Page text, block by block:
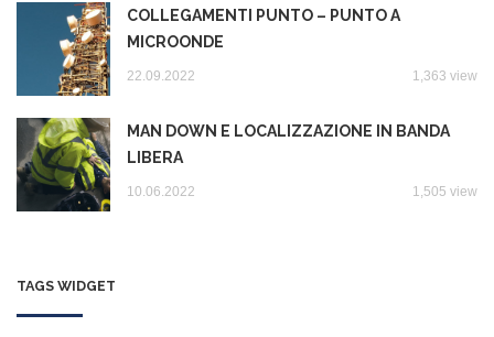
COLLEGAMENTI PUNTO – PUNTO A
MICROONDE
22.09.2022 1,363 view
MAN DOWN E LOCALIZZAZIONE IN BANDA
LIBERA
10.06.2022 1,505 view
TAGS WIDGET